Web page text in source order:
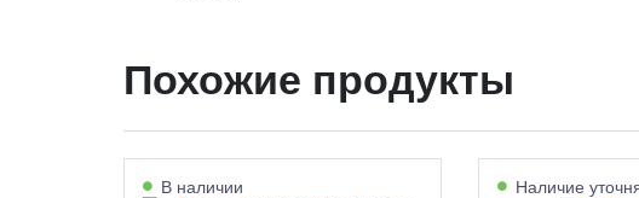
Похожие продукты
В наличии Наличие